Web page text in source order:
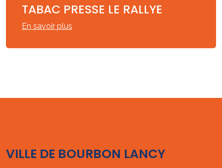
TABAC PRESSE LE RALLYE
En savoir plus
VILLE DE BOURBON LANCY